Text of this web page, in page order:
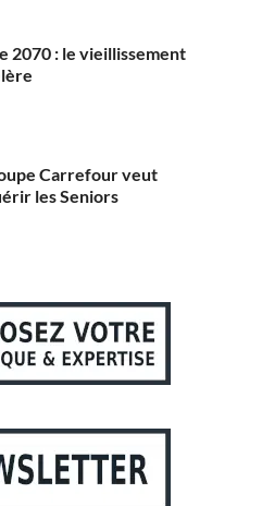
2070 : le vieillissement
Carrefour veut
les Seniors